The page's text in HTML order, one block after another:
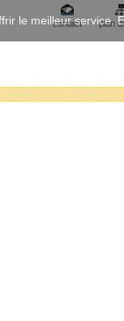
contact plan
le meilleur